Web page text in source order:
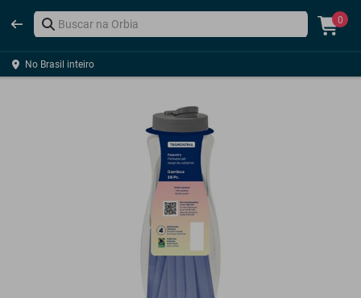
0
No Brasil inteiro